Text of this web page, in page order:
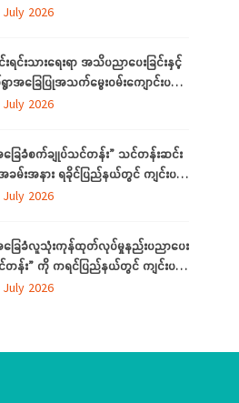
မတီနှင့် တိုင်းရင်းသားလူမျိုးများရေးရာ
July 2026
ရင်းသားရေးရာ အသိပညာပေးခြင်းနှင့်
ာအခြေပြုအသက်မွေးဝမ်းကျောင်းပညာ
ချက်တို့ကို ဆန်းစစ်စီမံခြင်း အစီအစဉ်
July 2026
ြေခံစက်ချုပ်သင်တန်း” သင်တန်းဆင်း
ခမ်းအနား ရခိုင်ပြည်နယ်တွင် ကျင်းပ
ပ်
July 2026
ြေခံလူသုံးကုန်ထုတ်လုပ်မှုနည်းပညာပေး
န်း” ကို ကရင်ပြည်နယ်တွင် ကျင်းပ
ပ်
July 2026